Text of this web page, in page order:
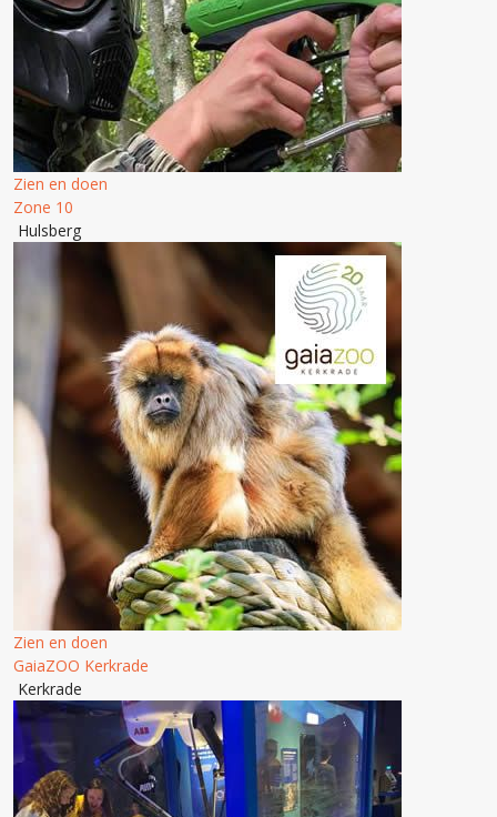
Zien en doen
Zone 10
Hulsberg
Zien en doen
GaiaZOO Kerkrade
Kerkrade